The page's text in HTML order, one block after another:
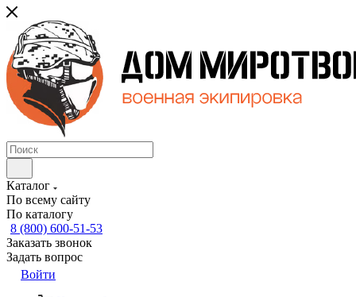
Каталог
По всему сайту
По каталогу
8 (800) 600-51-53
Заказать звонок
Задать вопрос
Войти